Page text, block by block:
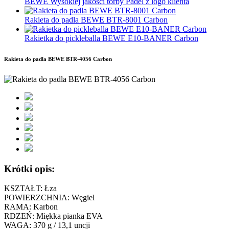
Rakieta do padla BEWE BTR-8001 Carbon
Rakietka do pickleballa BEWE E10-BANER Carbon
Rakieta do padla BEWE BTR-4056 Carbon
Krótki opis:
KSZTAŁT: Łza
POWIERZCHNIA: Węgiel
RAMA: Karbon
RDZEŃ: Miękka pianka EVA
WAGA: 370 g / 13,1 uncji